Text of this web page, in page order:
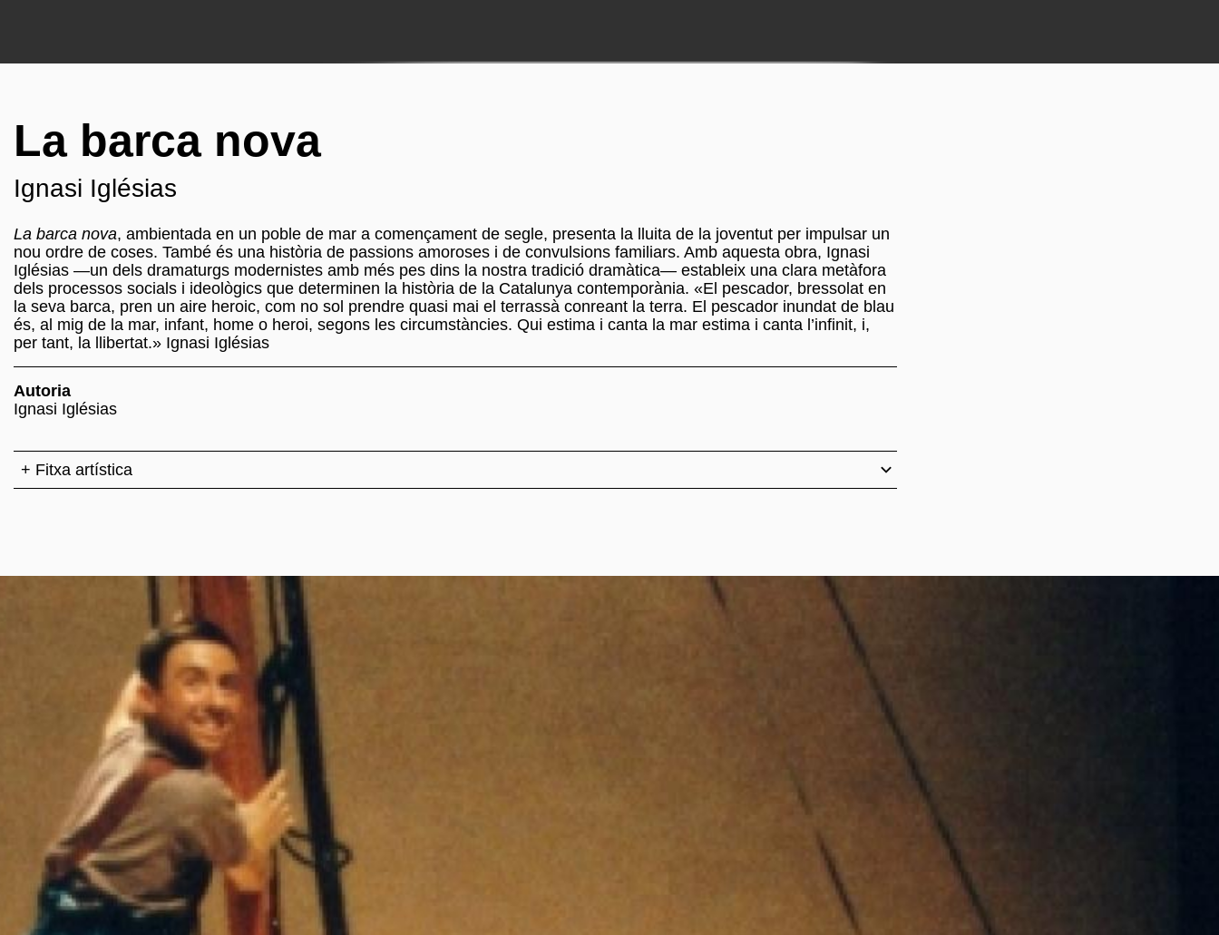
La barca nova
Ignasi Iglésias
La barca nova, ambientada en un poble de mar a començament de segle, presenta la lluita de la joventut per impulsar un
nou ordre de coses. També és una història de passions amoroses i de convulsions familiars. Amb aquesta obra, Ignasi
Iglésias —un dels dramaturgs modernistes amb més pes dins la nostra tradició dramàtica— estableix una clara metàfora
dels processos socials i ideològics que determinen la història de la Catalunya contemporània. «El pescador, bressolat en
la seva barca, pren un aire heroic, com no sol prendre quasi mai el terrassà conreant la terra. El pescador inundat de blau
és, al mig de la mar, infant, home o heroi, segons les circumstàncies. Qui estima i canta la mar estima i canta l’inﬁnit, i,
per tant, la llibertat.» Ignasi Iglésias
Autoria
Ignasi Iglésias
+ Fitxa artística